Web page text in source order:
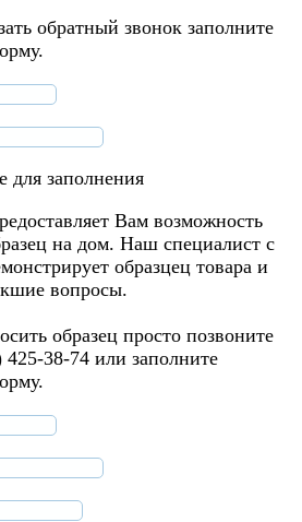
обратный звонок заполните
для заполнения
Вам возможность
на дом. Наш специалист с
образцец товара и
вопросы.
образец просто позвоните
38-74 или заполните